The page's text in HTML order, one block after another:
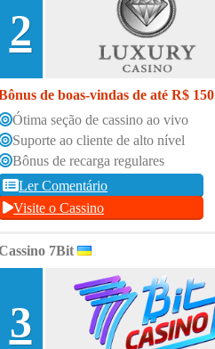
2
de boas-vindas de até R$ 150
Ótima seção de cassino ao vivo
Suporte ao cliente de alto nível
Bônus de recarga regulares
Ler Comentário
Visite o Cassino
7Bit
3